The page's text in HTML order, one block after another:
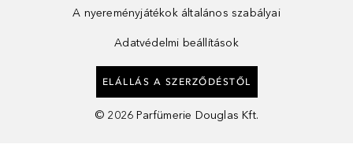
A nyereményjátékok általános szabályai
Adatvédelmi beállítások
ELÁLLÁS A SZERZŐDÉSTŐL
© 2026 Parfümerie Douglas Kft.